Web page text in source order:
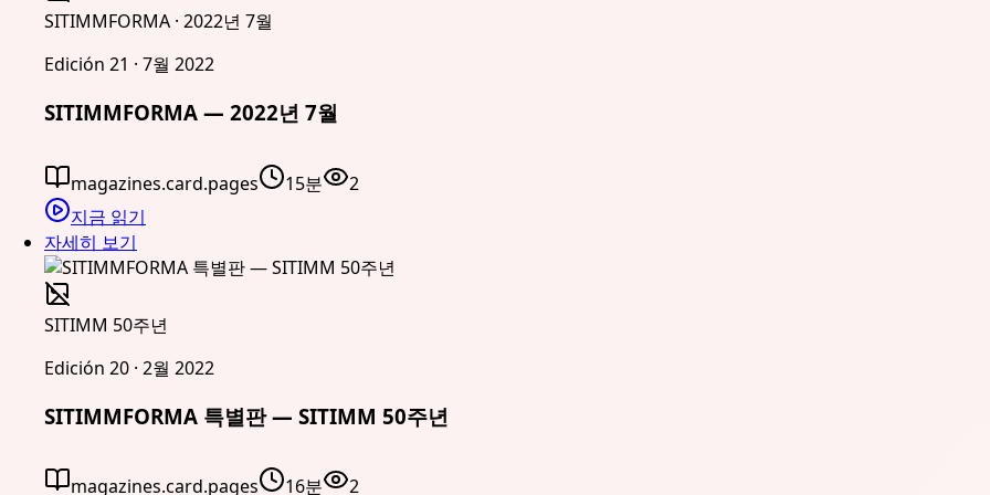
SITIMMFORMA · 2022년 7월
Edición 21 · 7월 2022
SITIMMFORMA — 2022년 7월
magazines.card.pages 15분
2
지금 읽기
자세히 보기
SITIMM 50주년
Edición 20 · 2월 2022
SITIMMFORMA 특별판 — SITIMM 50주년
magazines.card.pages 16분 2